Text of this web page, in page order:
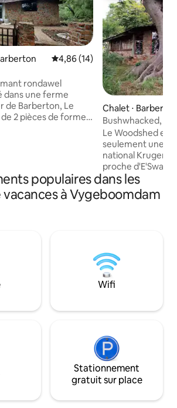
Évaluation moyenne sur la
4,86 (14)
rondawel
dans une ferme
Barberton, Le
2 pièces de forme
attenants et d'un lit
d'oreillers et de
une smart box et
2 couples ou une
Chalet ⋅
Bushwhacked,
bois)
Le Woodshed est
seulement une
national Kruger
proche
contreforts des
classées au
leur histoire
1884 se trouve à
Des visites de
l'orpaillage sont
compte encore 7
intimité.
populaires dans les
à Vygeboomdam
Wifi
Stationnement
gratuit sur place